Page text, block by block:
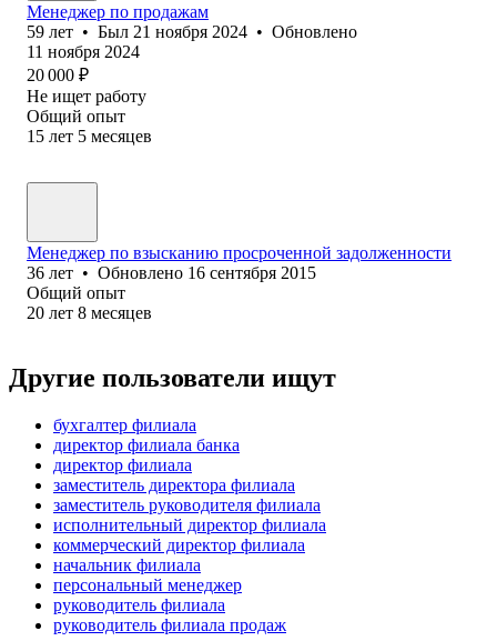
Менеджер по продажам
59 лет • Был 21 ноября 2024 • Обновлено
11 ноября 2024
20 000 ₽
Не ищет работу
Общий опыт
15 лет 5 месяцев
Менеджер по взысканию просроченной задолженности
36 лет • Обновлено 16 сентября 2015
Общий опыт
20 лет 8 месяцев
Другие пользователи ищут
бухгалтер филиала
директор филиала банка
директор филиала
заместитель директора филиала
заместитель руководителя филиала
исполнительный директор филиала
коммерческий директор филиала
начальник филиала
персональный менеджер
руководитель филиала
руководитель филиала продаж